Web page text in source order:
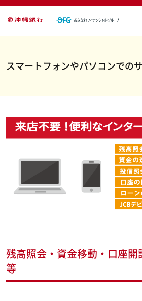
スマートフォンやパソコンでの
残高照会・資金移動・口座
等